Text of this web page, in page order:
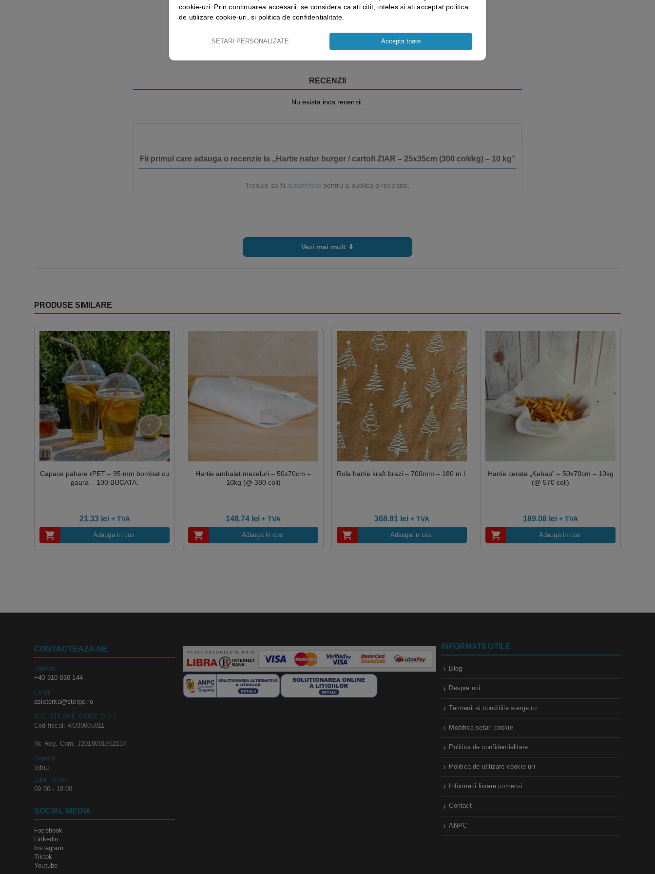
RECENZII
Nu exista inca recenzii.
Fii primul care adauga o recenzie la „Hartie natur burger / cartofi ZIAR – 25x35cm (300 coli/kg) – 10 kg”
Trebuie sa fii autentificatpentru a publica o recenzie.
Vezi mai mult ⬇
PRODUSE SIMILARE
Capace pahare rPET – 95 mm bombat cu
gaura – 100 BUCATA.
21.33 lei + TVA
Adauga in cos
Hartie ambalat mezeluri – 50x70cm –
10kg (@ 380 coli)
148.74 lei + TVA
Adauga in cos
Rola hartie kraft brazi – 700mm – 180 m.l.
368.91 lei + TVA
Adauga in cos
Hartie cerata „Kebap” – 50x70cm – 10kg
(@ 570 coli)
189.08 lei + TVA
Adauga in cos
CONTACTEAZA-NE
Telefon:
+40 310 050 144
Email
asistenta@sterge.ro
S.C. STERGE ORICE S.R.L.
Cod fiscal: RO39605911
Nr. Reg. Com: J2018001962137
Depozit:
Sibiu
Luni - Vineri:
09:00 - 18:00
SOCIAL MEDIA
Facebook
Linkedin
Instagram
Tiktok
Youtube
INFORMATII UTILE
Blog
Despre noi
Termenii si conditiile sterge.ro
Modifica setari cookie
Politica de confidentialitate
Politica de utilizare cookie-uri
Informatii livrare comenzi
Contact
ANPC
cookie-uri. Prin continuarea accesarii, se considera ca ati citit, inteles si ati acceptat politica
de utilizare cookie-uri, si politica de confidentialitate.
SETARI PERSONALIZATE Accepta toate